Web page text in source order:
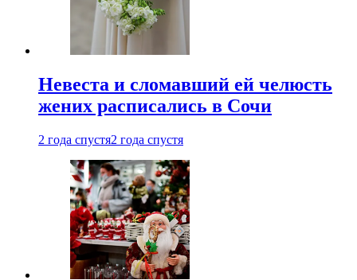
Невеста и сломавший ей челюсть
жених расписались в Сочи
2 года спустя2 года спустя